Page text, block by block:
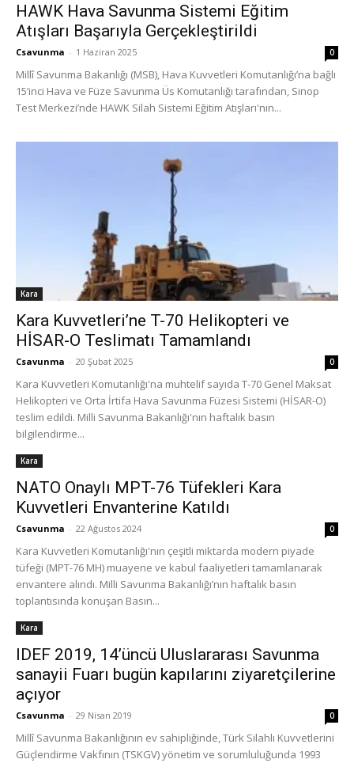
HAWK Hava Savunma Sistemi Eğitim
Atışları Başarıyla Gerçekleştirildi
Csavunma - 1 Haziran 2025 0
Millî Savunma Bakanlığı (MSB), Hava Kuvvetleri Komutanlığı’na bağlı
15’inci Hava ve Füze Savunma Üs Komutanlığı tarafından, Sinop
Test Merkezi’nde HAWK Silah Sistemi Eğitim Atışları'nın...
Kara
Kara Kuvvetleri’ne T-70 Helikopteri ve
HİSAR-O Teslimatı Tamamlandı
Csavunma - 20 Şubat 2025 0
Kara Kuvvetleri Komutanlığı'na muhtelif sayıda T-70 Genel Maksat
Helikopteri ve Orta İrtifa Hava Savunma Füzesi Sistemi (HİSAR-O)
teslim edildi. Milli Savunma Bakanlığı'nın haftalık basın
bilgilendirme...
Kara
NATO Onaylı MPT-76 Tüfekleri Kara
Kuvvetleri Envanterine Katıldı
Csavunma - 22 Ağustos 2024 0
Kara Kuvvetleri Komutanlığı'nın çeşitli miktarda modern piyade
tüfeği (MPT-76 MH) muayene ve kabul faaliyetleri tamamlanarak
envantere alındı. Milli Savunma Bakanlığı’nın haftalık basın
toplantısında konuşan Basın...
Kara
IDEF 2019, 14’üncü Uluslararası Savunma
sanayii Fuarı bugün kapılarını ziyaretçilerine
açıyor
Csavunma - 29 Nisan 2019 0
Millî Savunma Bakanlığının ev sahipliğinde, Türk Silahlı Kuvvetlerini
Güçlendirme Vakfının (TSKGV) yönetim ve sorumluluğunda 1993